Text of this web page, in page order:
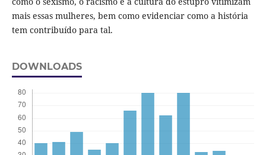
mais essas mulheres, bem como evidenciar como a história
tem contribuído para tal.
DOWNLOADS